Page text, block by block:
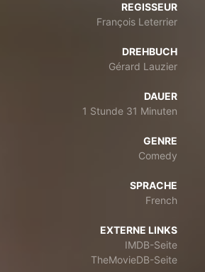
REGISSEUR
François Leterrier
DREHBUCH
Gérard Lauzier
DAUER
1 Stunde 31 Minuten
GENRE
Comedy
SPRACHE
French
EXTERNE LINKS
IMDB-Seite
TheMovieDB-Seite